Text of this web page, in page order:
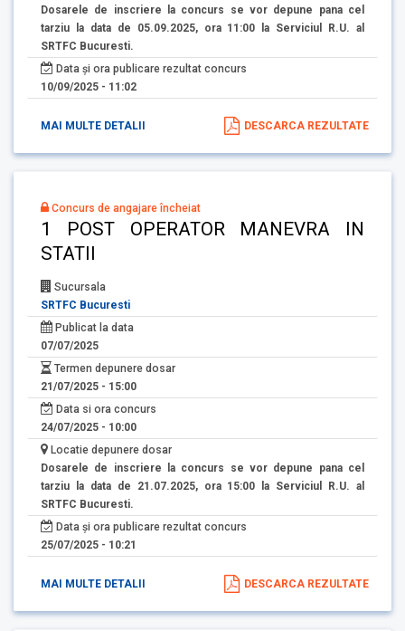
Dosarele de inscriere la concurs se vor depune pana cel
tarziu la data de 05.09.2025, ora 11:00 la Serviciul R.U. al
SRTFC Bucuresti.
Data și ora publicare rezultat concurs
10/09/2025 - 11:02
MAI MULTE DETALII DESCARCA REZULTATE
Concurs de angajare încheiat
1 POST OPERATOR MANEVRA IN
STATII
Sucursala
SRTFC Bucuresti
Publicat la data
07/07/2025
Termen depunere dosar
21/07/2025 - 15:00
Data si ora concurs
24/07/2025 - 10:00
Locatie depunere dosar
Dosarele de inscriere la concurs se vor depune pana cel
tarziu la data de 21.07.2025, ora 15:00 la Serviciul R.U. al
SRTFC Bucuresti.
Data și ora publicare rezultat concurs
25/07/2025 - 10:21
MAI MULTE DETALII DESCARCA REZULTATE